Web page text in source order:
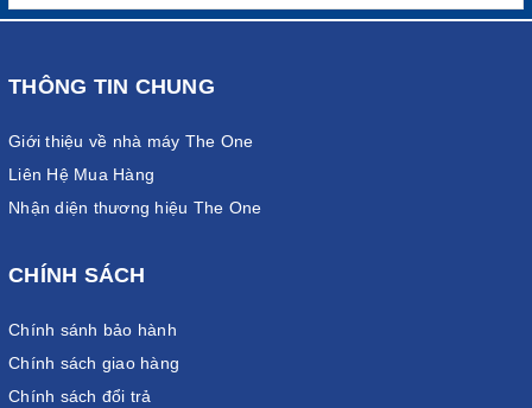
THÔNG TIN CHUNG
Giới thiệu về nhà máy The One
Liên Hệ Mua Hàng
Nhận diện thương hiệu The One
CHÍNH SÁCH
Chính sánh bảo hành
Chính sách giao hàng
Chính sách đổi trả